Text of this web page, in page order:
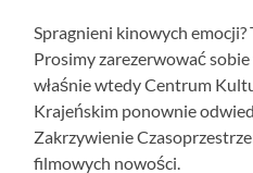
Spragnieni kinowych emocji?
Prosimy zarezerwować
właśnie wtedy Centrum
Krajeńskim ponownie
Zakrzywienie
filmowych nowości.